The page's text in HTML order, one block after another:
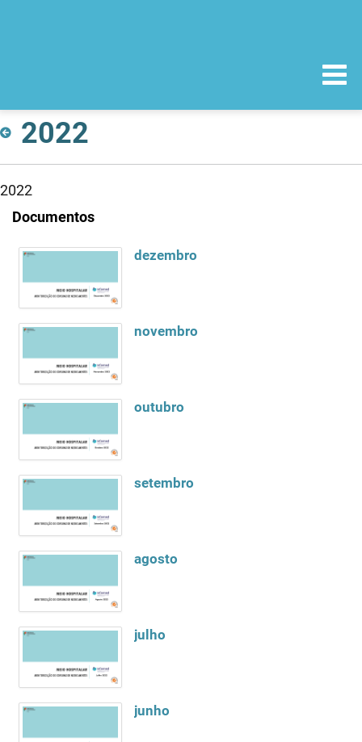
2022
2022
Documentos
dezembro
novembro
outubro
setembro
agosto
julho
junho